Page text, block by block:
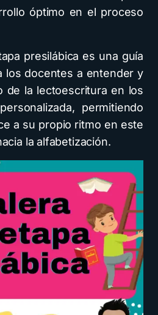
óptimo en el proceso
presilábica es una guía
los docentes a entender y
de la lectoescritura en los
permitiendo
a su propio ritmo en este
la alfabetización.